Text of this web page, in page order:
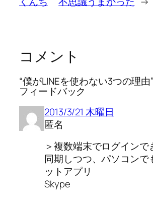
コメント
“僕がLINEを使わない3つの理由
フィードバック
2013/3/21 木曜日
匿名
＞複数端末でログインで
同期しつつ、パソコンで
ットアプリ
Skype